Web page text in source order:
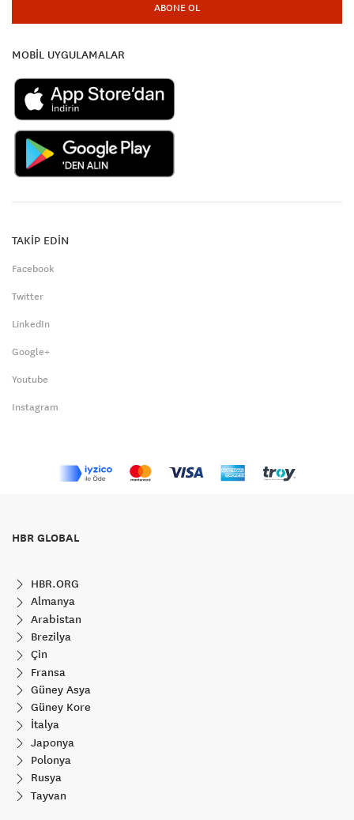
ABONE OL
MOBİL UYGULAMALAR
TAKİP EDİN
Facebook
Twitter
LinkedIn
Google+
Youtube
Instagram
HBR GLOBAL
HBR.ORG
Almanya
Arabistan
Brezilya
Çin
Fransa
Güney Asya
Güney Kore
İtalya
Japonya
Polonya
Rusya
Tayvan